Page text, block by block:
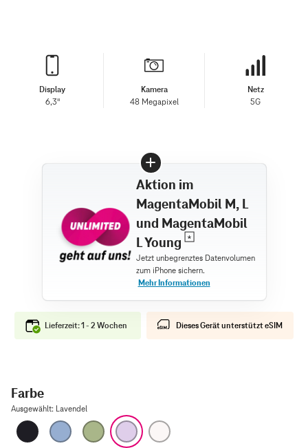
Display
6,3"
Kamera
48 Megapixel
Netz
5G
Aktion im
MagentaMobil M, L
und MagentaMobil
L Young
Lieferzeit: 1 - 2 Wochen Dieses Gerät unterstützt eSIM
Farbe
Ausgewählt: Lavendel
Schwarz NebelblauSalbei Lavendel